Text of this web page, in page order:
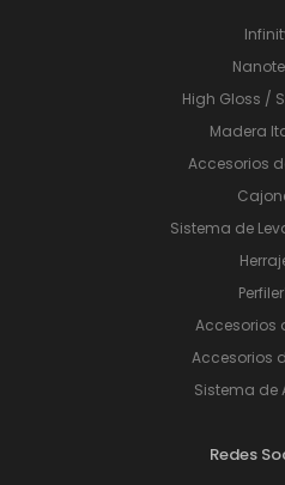
High Gloss /
Madera
Accesorios
Sistema de
Accesorios
Accesorios
Sistema de
Redes